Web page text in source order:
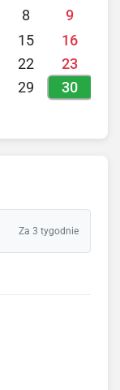
8
9
15
16
22
23
29 30
Za 3 tygodnie